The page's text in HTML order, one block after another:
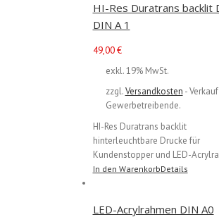
HI-Res Duratrans backlit
DIN A 1
49,00€
exkl. 19% MwSt.
zzgl.Versandkosten -
Gewerbetreibende.
HI-Res Duratrans backlit
hinterleuchtbare Drucke für
Kundenstopper und LED-
In den WarenkorbDetails
LED-Acrylrahmen DIN A0